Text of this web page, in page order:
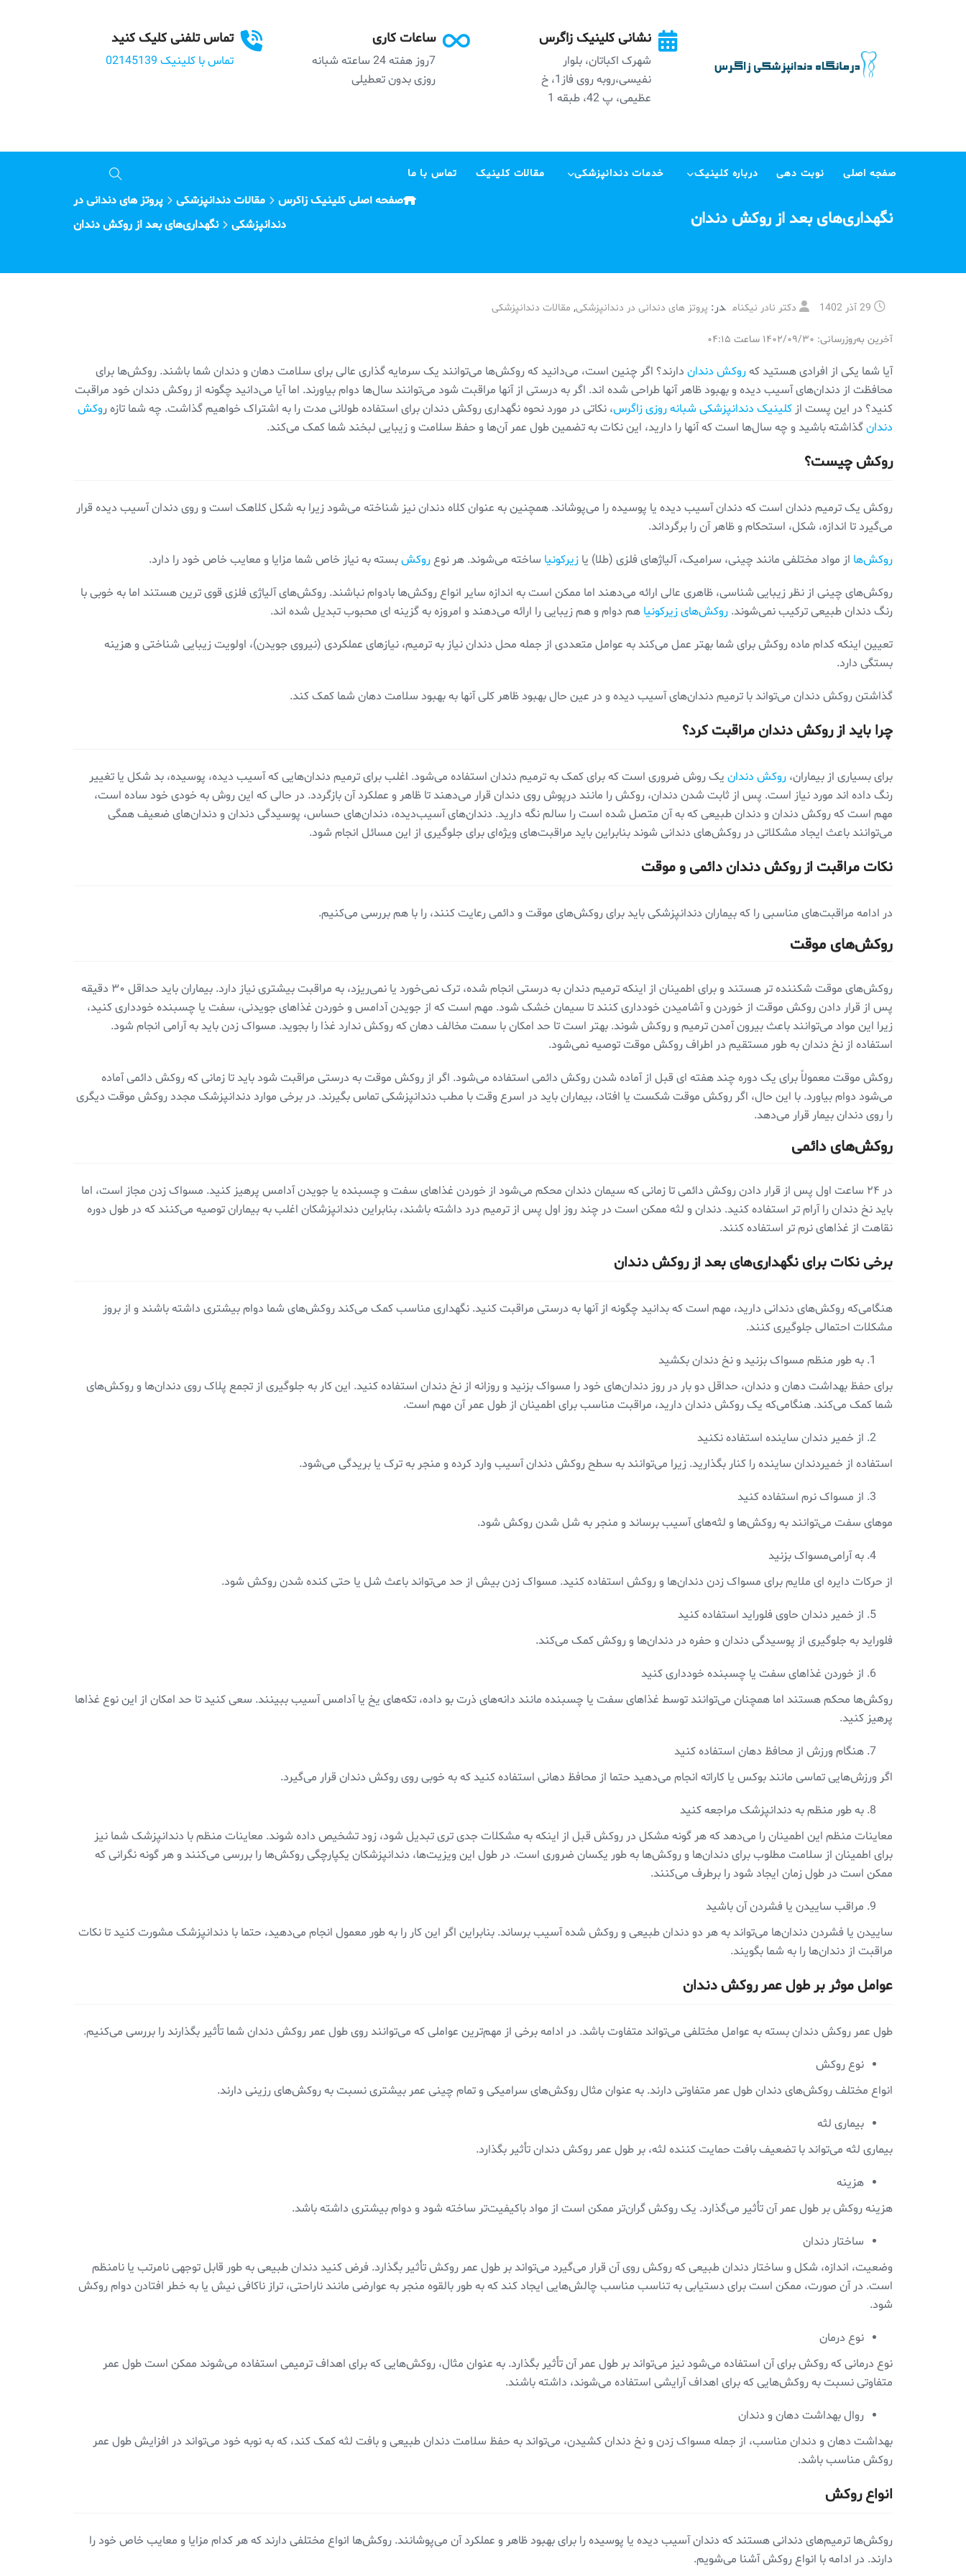
تماس تلفنی کلیک کنید
تماس با کلینیک 02145139
ساعات کاری
7روز هفته 24 ساعته شبانه
روزی بدون تعطیلی
نشانی کلینیک زاگرس
شهرک اکباتان، بلوار
نفیسی،روبه روی فاز1، خ
عظیمی، پ 42، طبقه 1
صفجه اصلی نوبت دهی درباره کلینیک خدمات دندانپزشکی مقالات کلینیک تماس با ما
نگهداری‌های بعد از روکش دندان
صفحه اصلی کلینیک زاگرس مقالات دندانپزشکی
پروتز های دندانی در
دندانپزشکی
نگهداری‌های بعد از روکش دندان
29 آذر 1402 دکتر نادر نیکنام در: پروتز های دندانی در دندانپزشکی, مقالات دندانپزشکی
آخرین به‌روزرسانی: ۱۴۰۲/۰۹/۳۰ ساعت ۰۴:۱۵
آیا شما یکی از افرادی هستید کهروکش دندان دارند؟ اگر چنین است، می‌دانید که روکش‌ها می‌توانند یک سرمایه گذاری عالی برای سلامت دهان و دندان شما باشند. روکش‌ها برای
محافظت از دندان‌های آسیب دیده و بهبود ظاهر آنها طراحی شده اند. اگر به درستی از آنها مراقبت شود می‌توانند سال‌ها دوام بیاورند. اما آیا می‌دانید چگونه از روکش دندان خود مراقبت
کنید؟ در این پست از کلینیک دندانپزشکی شبانه روزی زاگرس، نکاتی در مورد نحوه نگهداری روکش دندان برای استفاده طولانی مدت را به اشتراک خواهیم گذاشت. چه شما تازه روکش
دندانگذاشته باشید و چه سال‌ها است که آنها را دارید، این نکات به تضمین طول عمر آن‌ها و حفظ سلامت و زیبایی لبخند شما کمک می‌کند.
روکش چیست؟
روکش یک ترمیم دندان است که دندان آسیب دیده یا پوسیده را می‌پوشاند. همچنین به عنوان کلاه دندان نیز شناخته می‌شود زیرا به شکل کلاهک است و روی دندان آسیب دیده قرار
می‌گیرد تا اندازه، شکل، استحکام و ظاهر آن را برگرداند.
روکش‌ها از مواد مختلفی مانند چینی، سرامیک، آلیاژهای فلزی (طلا) یا زیرکونیا ساخته می‌شوند. هر نوعروکشبسته به نیاز خاص شما مزایا و معایب خاص خود را دارد.
روکش‌های چینی از نظر زیبایی شناسی، ظاهری عالی ارائه می‌دهند اما ممکن است به اندازه سایر انواع روکش‌ها بادوام نباشند. روکش‌های آلیاژی فلزی قوی ترین هستند اما به خوبی با
رنگ دندان طبیعی ترکیب نمی‌شوند. روکش‌های زیرکونیا هم دوام و هم زیبایی را ارائه می‌دهند و امروزه به گزینه ای محبوب تبدیل شده اند.
تعیین اینکه کدام ماده روکش برای شما بهتر عمل می‌کند به عوامل متعددی از جمله محل دندان نیاز به ترمیم، نیازهای عملکردی (نیروی جویدن)، اولویت زیبایی شناختی و هزینه
بستگی دارد.
گذاشتن روکش دندان می‌تواند با ترمیم دندان‌های آسیب دیده و در عین حال بهبود ظاهر کلی آنها به بهبود سلامت دهان شما کمک کند.
چرا باید از روکش دندان مراقبت کرد؟
برای بسیاری از بیماران، روکش دندان یک روش ضروری است که برای کمک به ترمیم دندان استفاده می‌شود. اغلب برای ترمیم دندان‌هایی که آسیب دیده، پوسیده، بد شکل یا تغییر
رنگ داده اند مورد نیاز است. پس از ثابت شدن دندان، روکش را مانند درپوش روی دندان قرار می‌دهند تا ظاهر و عملکرد آن بازگردد. در حالی که این روش به خودی خود ساده است،
مهم است که روکش دندان و دندان طبیعی که به آن متصل شده است را سالم نگه دارید. دندان‌های آسیب‌دیده، دندان‌های حساس، پوسیدگی دندان و دندان‌های ضعیف همگی
می‌توانند باعث ایجاد مشکلاتی در روکش‌های دندانی شوند بنابراین باید مراقبت‌های ویژه‌ای برای جلوگیری از این مسائل انجام شود.
نکات مراقبت از روکش دندان دائمی ‌و موقت
در ادامه مراقبت‌های مناسبی را که بیماران دندانپزشکی باید برای روکش‌های موقت و دائمی ‌رعایت کنند، را با هم بررسی می‌کنیم.
روکش‌های موقت
روکش‌های موقت شکننده تر هستند و برای اطمینان از اینکه ترمیم دندان به درستی انجام شده، ترک نمی‌خورد یا نمی‌ریزد، به مراقبت بیشتری نیاز دارد. بیماران باید حداقل ۳۰ دقیقه
پس از قرار دادن روکش موقت از خوردن و آشامیدن خودداری کنند تا سیمان خشک شود. مهم است که از جویدن آدامس و خوردن غذاهای جویدنی، سفت یا چسبنده خودداری کنید،
زیرا این مواد می‌توانند باعث بیرون آمدن ترمیم و روکش شوند. بهتر است تا حد امکان با سمت مخالف دهان که روکش ندارد غذا را بجوید. مسواک زدن باید به آرامی ‌انجام شود.
استفاده از نخ دندان به طور مستقیم در اطراف روکش موقت توصیه نمی‌شود.
روکش موقت معمولاً برای یک دوره چند هفته ای قبل از آماده شدن روکش دائمی ‌استفاده می‌شود. اگر از روکش موقت به درستی مراقبت شود باید تا زمانی که روکش دائمی ‌آماده
می‌شود دوام بیاورد. با این حال، اگر روکش موقت شکست یا افتاد، بیماران باید در اسرع وقت با مطب دندانپزشکی تماس بگیرند. در برخی موارد دندانپزشک مجدد روکش موقت دیگری
را روی دندان بیمار قرار می‌دهد.
روکش‌های دائمی
در ۲۴ ساعت اول پس از قرار دادن روکش دائمی ‌تا زمانی که سیمان دندان محکم می‌شود از خوردن غذاهای سفت و چسبنده یا جویدن آدامس پرهیز کنید. مسواک زدن مجاز است، اما
باید نخ دندان را آرام تر استفاده کنید. دندان و لثه ممکن است در چند روز اول پس از ترمیم درد داشته باشند، بنابراین دندانپزشکان اغلب به بیماران توصیه می‌کنند که در طول دوره
نقاهت از غذاهای نرم تر استفاده کنند.
برخی نکات برای نگهداری‌های بعد از روکش دندان
هنگامی‌که روکش‌های دندانی دارید، مهم است که بدانید چگونه از آنها به درستی مراقبت کنید. نگهداری مناسب کمک می‌کند روکش‌های شما دوام بیشتری داشته باشند و از بروز
مشکلات احتمالی جلوگیری کنند.
به طور منظم مسواک بزنید و نخ دندان بکشید
برای حفظ بهداشت دهان و دندان، حداقل دو بار در روز دندان‌های خود را مسواک بزنید و روزانه از نخ دندان استفاده کنید. این کار به جلوگیری از تجمع پلاک روی دندان‌ها و روکش‌های
شما کمک می‌کند. هنگامی‌که یک روکش دندان دارید، مراقبت مناسب برای اطمینان از طول عمر آن مهم است.
از خمیر دندان ساینده استفاده نکنید
استفاده از خمیردندان ساینده را کنار بگذارید. زیرا می‌توانند به سطح روکش دندان آسیب وارد کرده و منجر به ترک یا بریدگی می‌شود.
از مسواک نرم استفاده کنید
موهای سفت می‌توانند به روکش‌ها و لثه‌های آسیب برساند و منجر به شل شدن روکش شود.
به آرامی‌مسواک بزنید
از حرکات دایره ای ملایم برای مسواک زدن دندان‌ها و روکش استفاده کنید. مسواک زدن بیش از حد می‌تواند باعث شل یا حتی کنده شدن روکش شود.
از خمیر دندان حاوی فلوراید استفاده کنید
فلوراید به جلوگیری از پوسیدگی دندان و حفره در دندان‌ها و روکش کمک می‌کند.
از خوردن غذاهای سفت یا چسبنده خودداری کنید
روکش‌ها محکم هستند اما همچنان می‌توانند توسط غذاهای سفت یا چسبنده مانند دانه‌های ذرت بو داده، تکه‌های یخ یا آدامس آسیب ببینند. سعی کنید تا حد امکان از این نوع غذاها
پرهیز کنید.
هنگام ورزش از محافظ دهان استفاده کنید
اگر ورزش‌هایی تماسی مانند بوکس یا کاراته انجام می‌دهید حتما از محافظ دهانی استفاده کنید که به خوبی روی روکش دندان قرار می‌گیرد.
به طور منظم به دندانپزشک مراجعه کنید
معاینات منظم این اطمینان را می‌دهد که هر گونه مشکل در روکش قبل از اینکه به مشکلات جدی تری تبدیل شود، زود تشخیص داده شوند. معاینات منظم با دندانپزشک شما نیز
برای اطمینان از سلامت مطلوب برای دندان‌ها و روکش‌ها به طور یکسان ضروری است. در طول این ویزیت‌ها، دندانپزشکان یکپارچگی روکش‌ها را بررسی می‌کنند و هر گونه نگرانی که
ممکن است در طول زمان ایجاد شود را برطرف می‌کنند.
مراقب ساییدن یا فشردن آن باشید
ساییدن یا فشردن دندان‌ها می‌تواند به هر دو دندان طبیعی و روکش شده آسیب برساند. بنابراین اگر این کار را به طور معمول انجام می‌دهید، حتما با دندانپزشک مشورت کنید تا نکات
مراقبت از دندان‌ها را به شما بگویند.
عوامل موثر بر طول عمر روکش دندان
طول عمر روکش دندان بسته به عوامل مختلفی می‌تواند متفاوت باشد. در ادامه برخی از مهم‌ترین عواملی که می‌توانند روی طول عمر روکش دندان شما تأثیر بگذارند را بررسی می‌کنیم.
نوع روکش
انواع مختلف روکش‌های دندان طول عمر متفاوتی دارند. به عنوان مثال روکش‌های سرامیکی و تمام چینی عمر بیشتری نسبت به روکش‌های رزینی دارند.
بیماری لثه
بیماری لثه می‌تواند با تضعیف بافت حمایت کننده لثه، بر طول عمر روکش دندان تأثیر بگذارد.
هزینه
هزینه روکش بر طول عمر آن تأثیر می‌گذارد. یک روکش گران‌تر ممکن است از مواد باکیفیت‌تر ساخته شود و دوام بیشتری داشته باشد.
ساختار دندان
وضعیت، اندازه، شکل و ساختار دندان طبیعی که روکش روی آن قرار می‌گیرد می‌تواند بر طول عمر روکش تأثیر بگذارد. فرض کنید دندان طبیعی به طور قابل توجهی نامرتب یا نامنظم
است. در آن صورت، ممکن است برای دستیابی به تناسب مناسب چالش‌هایی ایجاد کند که به طور بالقوه منجر به عوارضی مانند ناراحتی، تراز ناکافی نیش یا به خطر افتادن دوام روکش
شود.
نوع درمان
نوع درمانی که روکش برای آن استفاده می‌شود نیز می‌تواند بر طول عمر آن تأثیر بگذارد. به عنوان مثال، روکش‌هایی که برای اهداف ترمیمی ‌استفاده می‌شوند ممکن است طول عمر
متفاوتی نسبت به روکش‌هایی که برای اهداف آرایشی استفاده می‌شوند، داشته باشند.
روال بهداشت دهان و دندان
بهداشت دهان و دندان مناسب، از جمله مسواک زدن و نخ دندان کشیدن، می‌تواند به حفظ سلامت دندان طبیعی و بافت لثه کمک کند، که به نوبه خود می‌تواند در افزایش طول عمر
روکش مناسب باشد.
انواع روکش
روکش‌ها ترمیم‌های دندانی هستند که دندان آسیب دیده یا پوسیده را برای بهبود ظاهر و عملکرد آن می‌پوشانند. روکش‌ها انواع مختلفی دارند که هر کدام مزایا و معایب خاص خود را
دارند. در ادامه با انواع روکش آشنا می‌شویم.